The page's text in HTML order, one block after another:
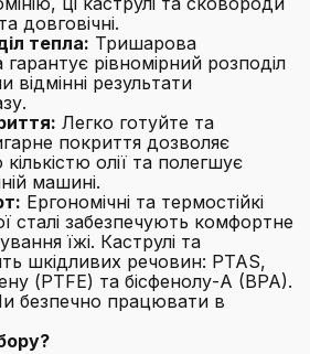
довговічні.
тепла: Тришарова
рівномірний розподіл
відмінні результати
Легко готуйте та
покриття дозволяє
олії та полегшує
машині.
Ергономічні та термостійкі
сталі забезпечують комфортне
їжі. Каструлі та
шкідливих речовин: PTAS,
(PTFE) та бісфенолу-A (BPA).
безпечно працювати в